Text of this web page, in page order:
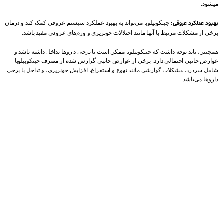
میشود.
بهبود عملکرد عروقی: جینکوبیلوبا می‌تواند به بهبود عملکرد سیستم عروقی کمک کند و درمان
برخی از مشکلات مرتبط با آنها مانند اختلالات خونریزی و ورم‌های عروقی مفید باشد.
همچنین، باید توجه داشت که جینکوبیلوبا ممکن است با برخی داروها تداخل داشته باشد و
عوارض جانبی احتمالی دارد. برخی از عوارض جانبی گزارش شده از مصرف جینکوبیلوبا
شامل سردرد، مشکلات گوارشی مانند تهوع و استفراغ، افزایش خونریزی، و تداخل با برخی
داروها می‌باشد.